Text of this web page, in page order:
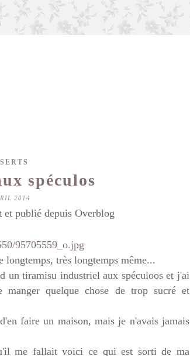
spéculos
2014
et publié depuis Overblog
très longtemps même...
un tiramisu industriel aux spéculoos et j'ai
quelque chose de trop sucré et
faire un maison, mais je n'avais jamais
me fallait voici ce qui est sorti de ma